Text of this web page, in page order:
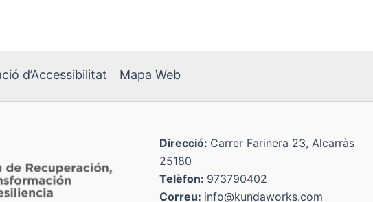
d’Accessibilitat Mapa Web
Direcció: Carrer Farinera 23, Alcarràs
25180
Telèfon: 973790402
Correu: info@kundaworks.com